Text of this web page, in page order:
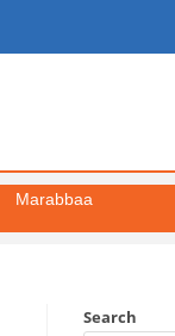
Marabbaa
Search